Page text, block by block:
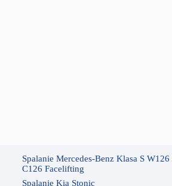
Spalanie Mercedes-Benz Klasa S W126
C126 Facelifting
Spalanie Kia Stonic